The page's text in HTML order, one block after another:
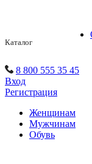
Каталог
8 800 555 35 45
Вход
Регистрация
Женщинам
Мужчинам
Обувь